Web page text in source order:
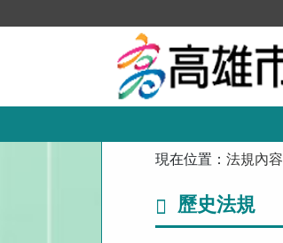
到
現在位置：法規內容
歷史法規